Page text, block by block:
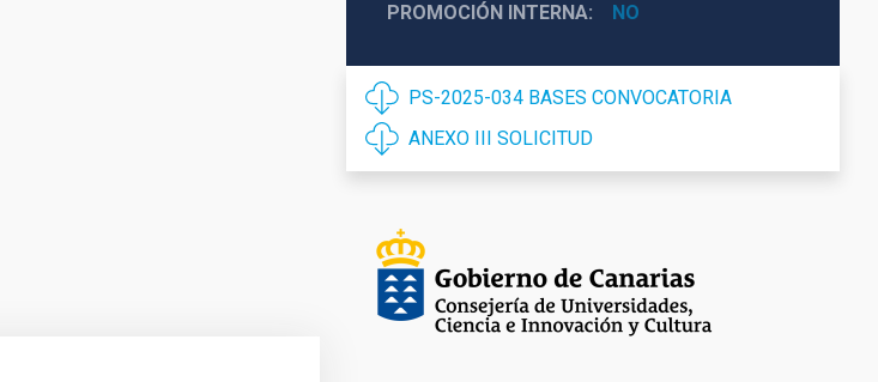
PROMOCIÓN INTERNA
NO
PS-2025-034 BASES CONVOCATORIA
ANEXO III SOLICITUD